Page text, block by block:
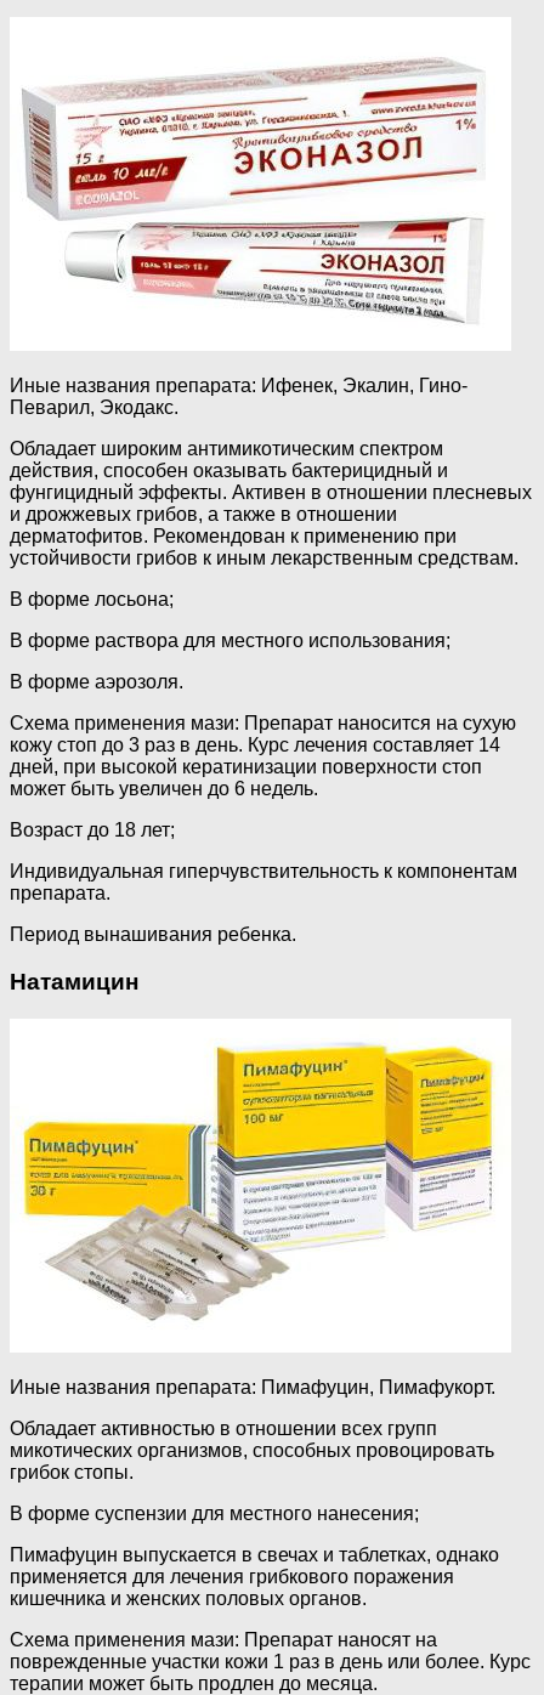
Иные названия препарата: Ифенек, Экалин, Гино-
Певарил, Экодакс.
Обладает широким антимикотическим спектром
действия, способен оказывать бактерицидный и
фунгицидный эффекты. Активен в отношении плесневых
и дрожжевых грибов, а также в отношении
дерматофитов. Рекомендован к применению при
устойчивости грибов к иным лекарственным средствам.
В форме лосьона;
В форме раствора для местного использования;
В форме аэрозоля.
Схема применения мази: Препарат наносится на сухую
кожу стоп до 3 раз в день. Курс лечения составляет 14
дней, при высокой кератинизации поверхности стоп
может быть увеличен до 6 недель.
Возраст до 18 лет;
Индивидуальная гиперчувствительность к компонентам
препарата.
Период вынашивания ребенка.
Натамицин
Иные названия препарата: Пимафуцин, Пимафукорт.
Обладает активностью в отношении всех групп
микотических организмов, способных провоцировать
грибок стопы.
В форме суспензии для местного нанесения;
Пимафуцин выпускается в свечах и таблетках, однако
применяется для лечения грибкового поражения
кишечника и женских половых органов.
Схема применения мази: Препарат наносят на
поврежденные участки кожи 1 раз в день или более. Курс
терапии может быть продлен до месяца.